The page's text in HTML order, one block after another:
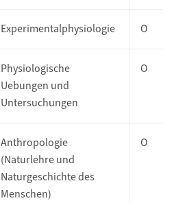
Experimentalphysiologie O
Physiologische
Uebungen und
Untersuchungen
O
Anthropologie
(Naturlehre und
Naturgeschichte des
Menschen)
O